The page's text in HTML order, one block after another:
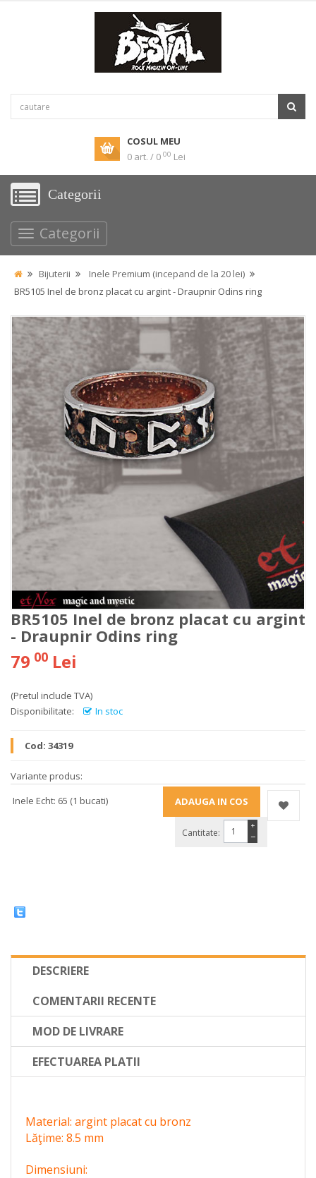
COSUL MEU
0 art. / 0 00 Lei
Categorii
Categorii
Bijuterii
Inele Premium (incepand de la 20 lei)
BR5105 Inel de bronz placat cu argint - Draupnir Odins ring
BR5105 Inel de bronz placat cu argint
- Draupnir Odins ring
79 00 Lei
(Pretul include TVA)
Disponibilitate:
In stoc
Cod: 34319
Variante produs:
Inele Echt: 65 (1 bucati)
Cantitate: −
+
DESCRIERE
COMENTARII RECENTE
MOD DE LIVRARE
EFECTUAREA PLATII
Material: argint placat cu bronz
Lăţime: 8.5 mm
Dimensiuni: